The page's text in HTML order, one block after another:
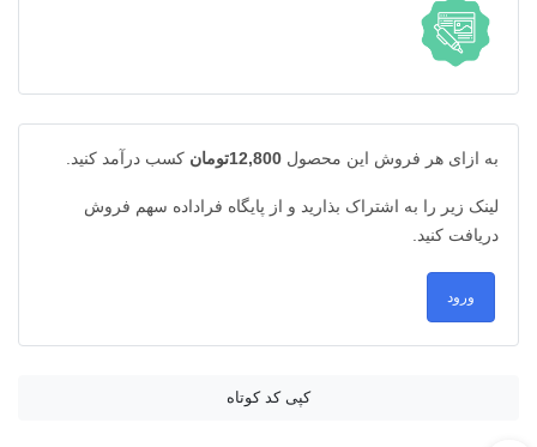
به ازای هر فروش این محصول 12,800تومان کسب درآمد کنید.
لینک زیر را به اشتراک بذارید و از پایگاه فراداده سهم فروش
دریافت کنید.
ورود
کپی کد کوتاه